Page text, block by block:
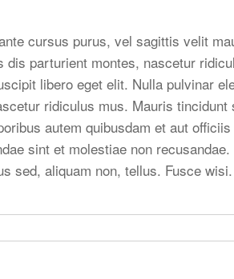
cursus purus, vel sagittis velit
parturient montes, nascetur
libero eget elit. Nulla pulvinar
ridiculus mus. Mauris
autem quibusdam et aut
sint et molestiae non
sed, aliquam non, tellus. Fusce